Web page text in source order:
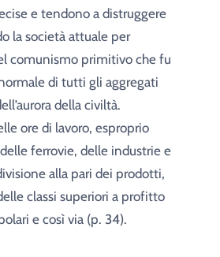
e tendono a distruggere
la società attuale per
comunismo primitivo che fu
di tutti gli aggregati
della civiltà.
ore di lavoro, esproprio
ferrovie, delle industrie e
alla pari dei prodotti,
classi superiori a profitto
e così via (p. 34).